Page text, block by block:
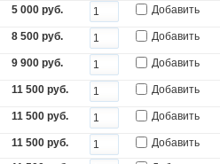
5 000 руб. Добавить
8 500 руб. Добавить
9 900 руб. Добавить
11 500 руб. Добавить
11 500 руб. Добавить
11 500 руб.
Добавить